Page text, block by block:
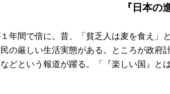
『日本の
年間で倍に。昔、「貧乏人は麦を食え」
の厳しい生活実態がある。ところが政府
どという報道が躍る。「『楽しい国』と